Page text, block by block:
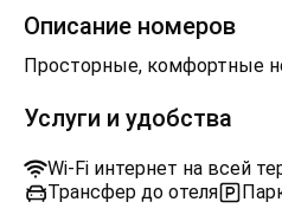
Описание номеров
Просторные, комфортные
Услуги и удобства
Wi-Fi интернет на всей
Трансфер до отеля